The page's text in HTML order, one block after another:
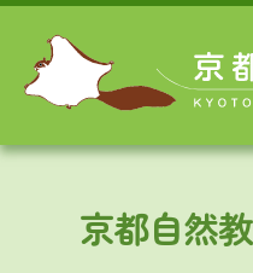
京都自然